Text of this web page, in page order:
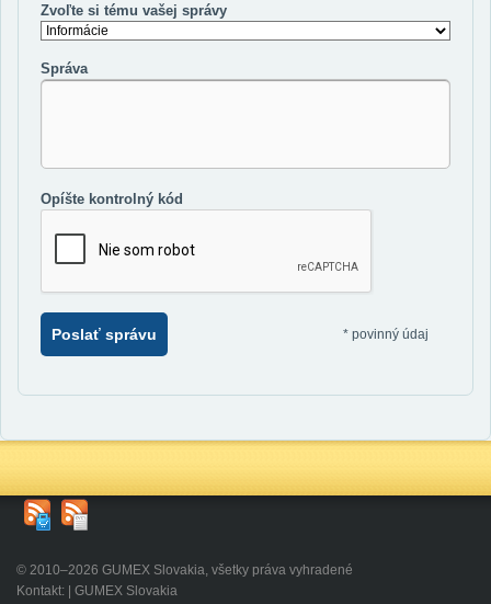
Zvoľte si tému vašej správy
Správa
Opíšte kontrolný kód
Poslať správu * povinný údaj
© 2010–2026 GUMEX Slovakia, všetky práva vyhradené
Kontakt: | GUMEX Slovakia